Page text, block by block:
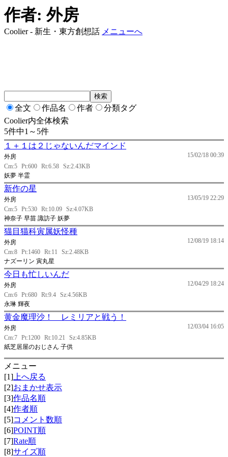
作者: 外房
Coolier - 新生・東方創想話 メニューへ
全文 作品名 作者
分類タグ
Coolier内全体検索
5件中1～5件
１＋１は２じゃないんだマインド
15/02/18 00:39
外房
Cm:5 Pt:600 Rt:6.58 Sz:2.43KB
妖夢 半霊
新作の星
13/05/19 22:29
外房
Cm:5 Pt:530 Rt:10.09 Sz:4.07KB
神奈子 早苗 諏訪子 妖夢
猫目猫科寅属妖怪種
12/08/19 18:14
外房
Cm:8 Pt:1460 Rt:11
Sz:2.48KB
ナズーリン 寅丸星
今日も忙しいんだ
12/04/29 18:24
外房
Cm:6 Pt:680 Rt:9.4 Sz:4.56KB
永琳 輝夜
黄金魔理沙！ レミリアと戦う！
12/03/04 16:05
外房
Cm:7 Pt:1200 Rt:10.21
Sz:4.85KB
紙芝居屋のおじさん 子供
メニュー
[1] 上へ戻る
[2]おまかせ表示
[3]作品名順
[4]作者順
[5]コメント数順
[6]POINT順
[7]Rate順
[8]サイズ順